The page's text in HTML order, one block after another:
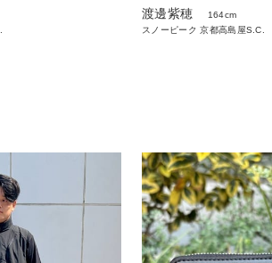
渡邊紫穂
164cm
スノーピーク 京都高島屋S.C.